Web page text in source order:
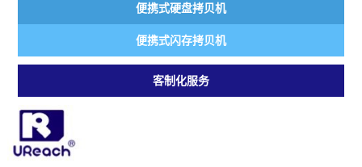
便携式硬盘拷贝机
便携式闪存拷贝机
客制化服务